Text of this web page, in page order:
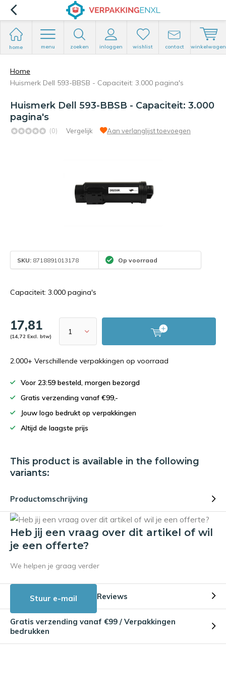
home menu zoeken inloggen wishlist contact winkelwagen
Home
Huismerk Dell 593-BBSB - Capaciteit: 3.000 pagina's
Huismerk Dell 593-BBSB - Capaciteit: 3.000
pagina's
(0) Vergelijk Aan verlanglijst toevoegen
SKU: 8718891013178 Op voorraad
Capaciteit: 3.000 pagina's
17,81
(14,72 Excl. btw)
2.000+ Verschillende verpakkingen op voorraad
Voor 23:59 besteld, morgen bezorgd
Gratis verzending vanaf €99,-
Jouw logo bedrukt op verpakkingen
Altijd de laagste prijs
This product is available in the following
variants:
Productomschrijving
Heb jij een vraag over dit artikel of wil
je een offerte?
We helpen je graag verder
Stuur e-mail Reviews
Gratis verzending vanaf €99 / Verpakkingen
bedrukken